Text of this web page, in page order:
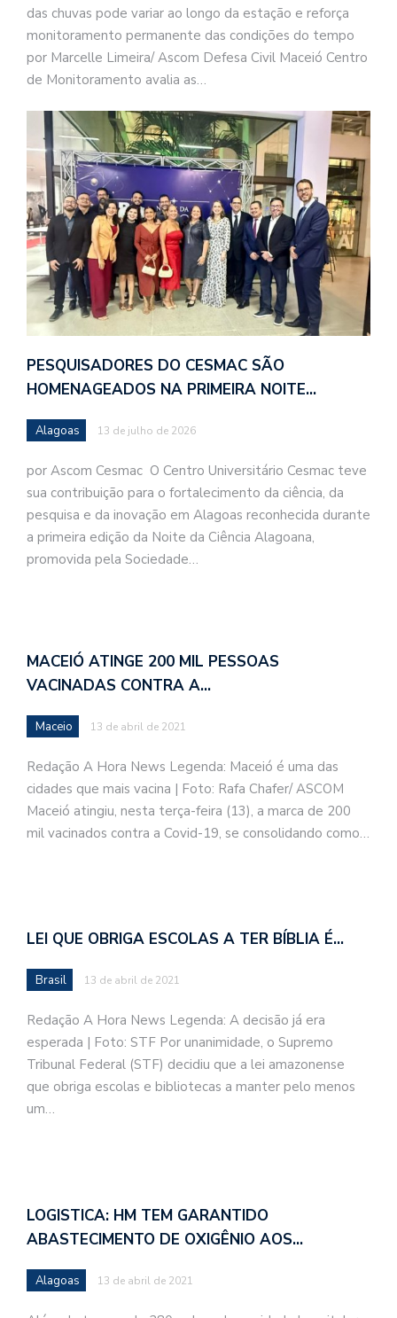
das chuvas pode variar ao longo da estação e reforça
monitoramento permanente das condições do tempo
por Marcelle Limeira/ Ascom Defesa Civil Maceió Centro
de Monitoramento avalia as…
PESQUISADORES DO CESMAC SÃO
HOMENAGEADOS NA PRIMEIRA NOITE…
Alagoas 13 de julho de 2026
por Ascom Cesmac O Centro Universitário Cesmac teve
sua contribuição para o fortalecimento da ciência, da
pesquisa e da inovação em Alagoas reconhecida durante
a primeira edição da Noite da Ciência Alagoana,
promovida pela Sociedade…
MACEIÓ ATINGE 200 MIL PESSOAS
VACINADAS CONTRA A…
Maceio 13 de abril de 2021
Redação A Hora News Legenda: Maceió é uma das
cidades que mais vacina | Foto: Rafa Chafer/ ASCOM
Maceió atingiu, nesta terça-feira (13), a marca de 200
mil vacinados contra a Covid-19, se consolidando como…
LEI QUE OBRIGA ESCOLAS A TER BÍBLIA É…
Brasil 13 de abril de 2021
Redação A Hora News Legenda: A decisão já era
esperada | Foto: STF Por unanimidade, o Supremo
Tribunal Federal (STF) decidiu que a lei amazonense
que obriga escolas e bibliotecas a manter pelo menos
um…
LOGISTICA: HM TEM GARANTIDO
ABASTECIMENTO DE OXIGÊNIO AOS…
Alagoas 13 de abril de 2021